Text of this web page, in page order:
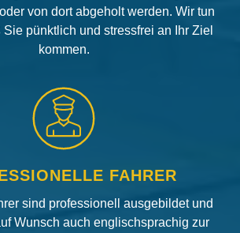
von dort abgeholt werden. Wir tun
pünktlich und stressfrei an Ihr Ziel
kommen.
FAHRER
sind professionell ausgebildet und
Wunsch auch englischsprachig zur